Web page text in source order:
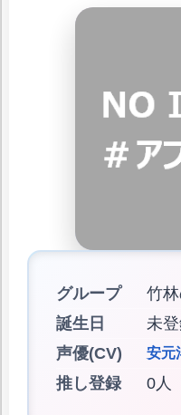
グループ
竹
誕生日
未
声優(CV)
安元
推し登録 0人